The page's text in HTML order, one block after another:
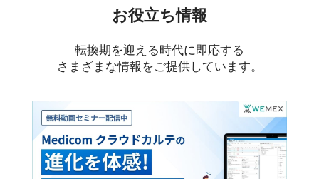
お役立ち情報
転換期を迎える時代に即応する
さまざまな情報をご提供しています。